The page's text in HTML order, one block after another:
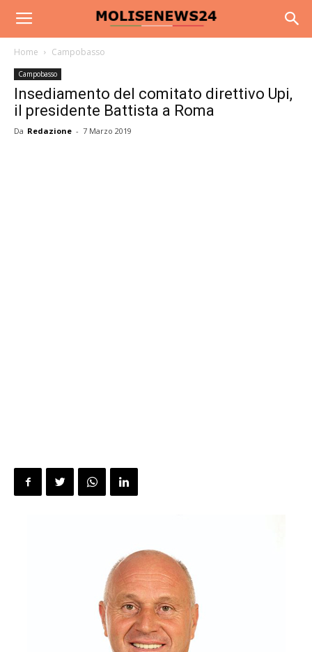
Home Campobasso
Campobasso
Insediamento del comitato direttivo Upi,
il presidente Battista a Roma
Da Redazione - 7 Marzo 2019